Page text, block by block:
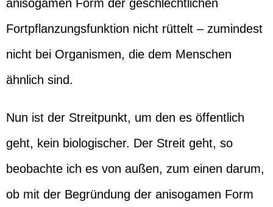
anisogamen Form der geschlechtlichen
Fortpflanzungsfunktion nicht rüttelt – zumindest
nicht bei Organismen, die dem Menschen
ähnlich sind.
Nun ist der Streitpunkt, um den es öffentlich
geht, kein biologischer. Der Streit geht, so
beobachte ich es von außen, zum einen darum,
ob mit der Begründung der anisogamen Form